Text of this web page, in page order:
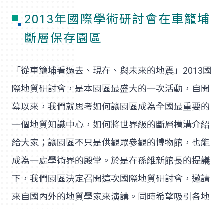
2013年國際學術研討會在車籠埔
斷層保存園區
「從車籠埔看過去、現在、與未來的地震」2013國
際地質研討會，是本園區最盛大的一次活動，自開
幕以來，我們就思考如何讓園區成為全國最重要的
一個地質知識中心，如何將世界級的斷層槽溝介紹
給大家；讓園區不只是供觀眾參觀的博物館，也能
成為一處學術界的殿堂。於是在孫維新館長的提議
下，我們園區決定召開這次國際地質研討會，邀請
來自國內外的地質學家來演講。同時希望吸引各地